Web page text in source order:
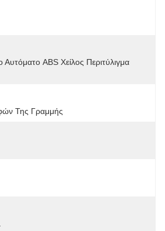
ABS Χείλος Περιτύλιγμα
Της Γραμμής